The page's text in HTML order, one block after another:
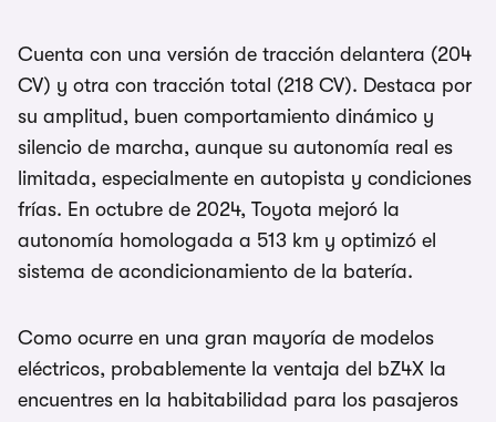
Cuenta con una versión de tracción delantera (204
CV) y otra con tracción total (218 CV). Destaca por
su amplitud, buen comportamiento dinámico y
silencio de marcha, aunque su autonomía real es
limitada, especialmente en autopista y condiciones
frías. En octubre de 2024, Toyota mejoró la
autonomía homologada a 513 km y optimizó el
sistema de acondicionamiento de la batería.
Como ocurre en una gran mayoría de modelos
eléctricos, probablemente la ventaja del bZ4X la
encuentres en la habitabilidad para los pasajeros